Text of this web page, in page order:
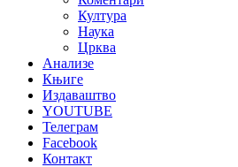
Култура
Наука
Црква
Анализе
Књиге
Издаваштво
YOUTUBE
Телеграм
Facebook
Контакт